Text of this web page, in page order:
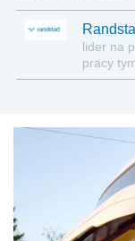
lider na
pracy